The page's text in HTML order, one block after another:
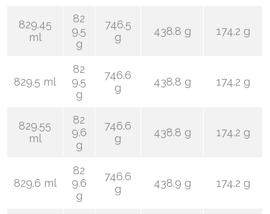
829.45
ml
82
9.5
g
746.5
g
438.8 g 174.2 g
829.5 ml
82
9.5
g
746.6
g
438.8 g 174.2 g
829.55
ml
82
9.6
g
746.6
g
438.8 g 174.2 g
829.6 ml
82
9.6
g
746.6
g
438.9 g 174.2 g